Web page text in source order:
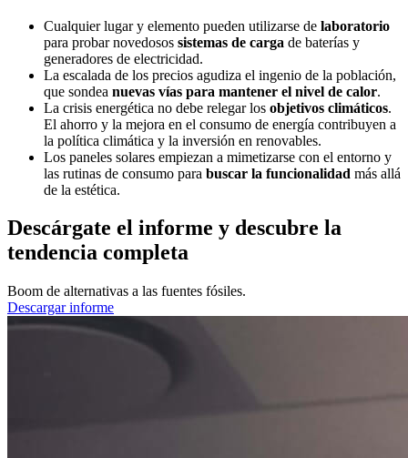
Cualquier lugar y elemento pueden utilizarse de laboratorio
para probar novedosos sistemas de carga de baterías y
generadores de electricidad.
La escalada de los precios agudiza el ingenio de la población,
que sondea nuevas vías para mantener el nivel de calor.
La crisis energética no debe relegar los objetivos climáticos.
El ahorro y la mejora en el consumo de energía contribuyen a
la política climática y la inversión en renovables.
Los paneles solares empiezan a mimetizarse con el entorno y
las rutinas de consumo para buscar la funcionalidad más allá
de la estética.
Descárgate el informe y descubre la
tendencia completa
Boom de alternativas a las fuentes fósiles.
Descargar informe